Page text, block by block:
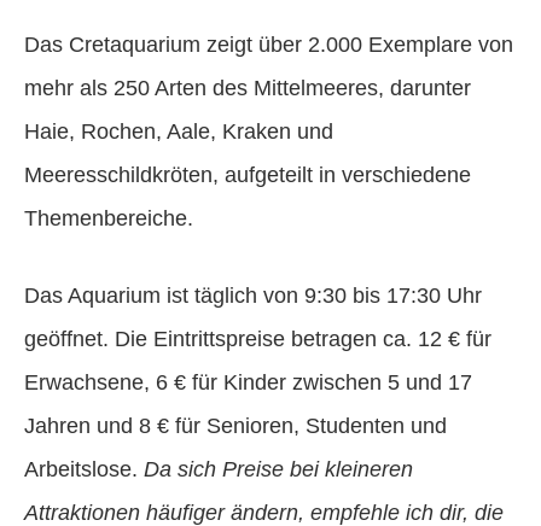
Das Cretaquarium zeigt über 2.000 Exemplare von
mehr als 250 Arten des Mittelmeeres, darunter
Haie, Rochen, Aale, Kraken und
Meeresschildkröten, aufgeteilt in verschiedene
Themenbereiche.
Das Aquarium ist täglich von 9:30 bis 17:30 Uhr
geöffnet. Die Eintrittspreise betragen ca. 12 € für
Erwachsene, 6 € für Kinder zwischen 5 und 17
Jahren und 8 € für Senioren, Studenten und
Arbeitslose. Da sich Preise bei kleineren
Attraktionen häufiger ändern, empfehle ich dir, die